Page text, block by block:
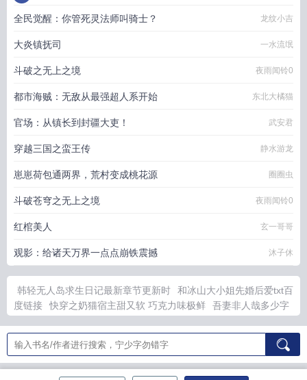
全民觉醒：你管死灵法师叫骑士？ 龙纹小吉
大炎镇抚司 一水流氓
斗破之无上之境 夜雨闻铃0
都市海贼：无敌从最强超人系开始 东北大橘猫
官场：从镇长到封疆大吏！ 武安君
穿越三国之蛮王传 静水游龙
崽崽荷包通两界，荒村变成桃花源 圈圈虫
斗破苍穹之无上之境 夜雨闻铃0
红棺美人 玄一哥哥
观影：给诸天万界一点点崩铁震撼 沐子休
韩轻无人岛求生日记最新章节更新时
和冰山大小姐先婚后爱txt百
度链接
快穿之奶猫宿主甜又软 巧克力味极鲜
吾妻非人哉多少字
箱捡完了就没了吗
谋士在三国番外篇免费 温凉傅峥
恶毒女配成
万人迷大佬成功
清穿红楼林家贵妃
别养黑莲
花人物介绍
四合院开局海中叫我叔叔 温凉傅铮已完结全集
林凡